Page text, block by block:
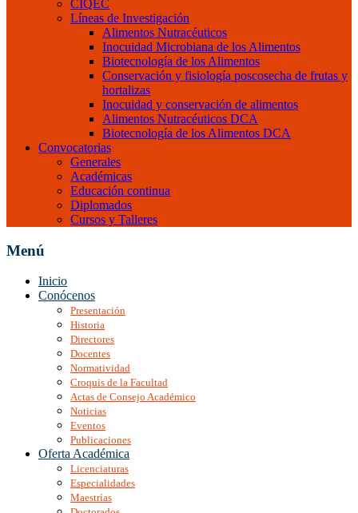
CIQEC
Líneas de Investigación
Alimentos Nutracéuticos
Inocuidad Microbiana de los Alimentos
Biotecnología de los Alimentos
Conservación y fisiología poscosecha de frutas y
hortalizas
Inocuidad y conservación de alimentos
Alimentos Nutracéuticos DCA
Biotecnología de los Alimentos DCA
Convocatorias
Generales
Académicas
Educación continua
Diplomados
Cursos y Talleres
Menú
Inicio
Conócenos
Presentación
Historia
Directores
Docentes
Normatividad
Croquis de la Facultad
Actas de Consejo Académico
Noticias
Eventos
Publicaciones
Oferta Académica
Licenciaturas
Especialidades
Maestrías